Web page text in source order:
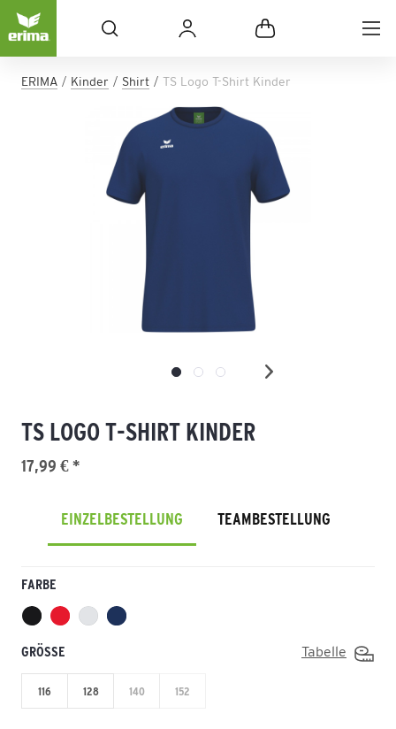
ERIMA Kinder Shirt TS Logo T-Shirt Kinder
TS LOGO T-SHIRT KINDER
17,99 € *
EINZELBESTELLUNG TEAMBESTELLUNG
FARBE
GRÖSSE Tabelle
116 128 140 152